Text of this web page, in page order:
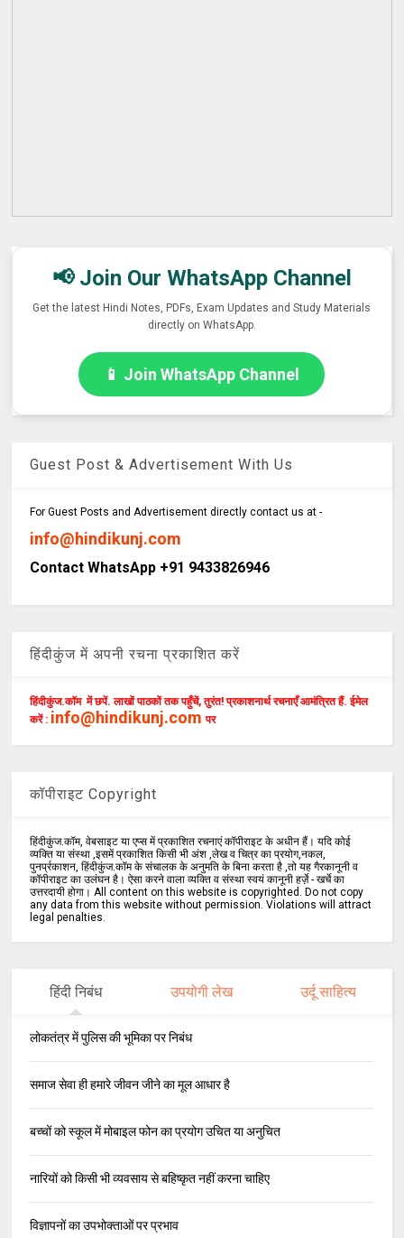
📢 Join Our WhatsApp Channel
Get the latest Hindi Notes, PDFs, Exam Updates and Study Materials
directly on WhatsApp.
📱 Join WhatsApp Channel
Guest Post & Advertisement With Us
For Guest Posts and Advertisement directly contact us at -
info@hindikunj.com
Contact WhatsApp +91 9433826946
हिंदीकुंज में अपनी रचना प्रकाशित करें
हिंदीकुंज.कॉम में छपें. लाखों पाठकों तक पहुँचें, तुरंत! प्रकाशनार्थ रचनाएँ आमंत्रित हैं. ईमेल
करें : info@hindikunj.com पर
कॉपीराइट Copyright
हिंदीकुंज.कॉम, वेबसाइट या एप्स में प्रकाशित रचनाएं कॉपीराइट के अधीन हैं। यदि कोई
व्यक्ति या संस्था ,इसमें प्रकाशित किसी भी अंश ,लेख व चित्र का प्रयोग,नकल,
पुनर्प्रकाशन, हिंदीकुंज.कॉम के संचालक के अनुमति के बिना करता है ,तो यह गैरकानूनी व
कॉपीराइट का उलंघन है। ऐसा करने वाला व्यक्ति व संस्था स्वयं कानूनी हर्ज़े - खर्चे का
उत्तरदायी होगा। All content on this website is copyrighted. Do not copy
any data from this website without permission. Violations will attract
legal penalties.
हिंदी निबंध उपयोगी लेख उर्दू साहित्य
लोकतंत्र में पुलिस की भूमिका पर निबंध
समाज सेवा ही हमारे जीवन जीने का मूल आधार है
बच्चों को स्कूल में मोबाइल फोन का प्रयोग उचित या अनुचित
नारियों को किसी भी व्यवसाय से बहिष्कृत नहीं करना चाहिए
विज्ञापनों का उपभोक्ताओं पर प्रभाव